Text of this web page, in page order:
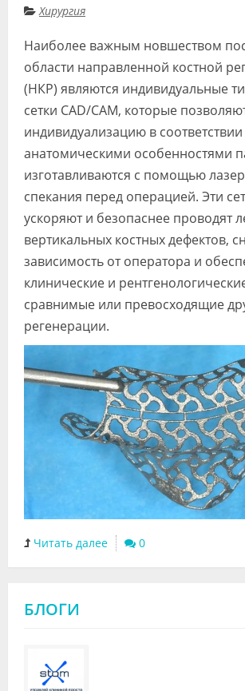
Видео
Форум
Клиники
Специалисты
Галерея
Блоги
Лаборатории
Хирургия
Наиболее важным новшеством
области направленной костной
(НКР) являются индивидуальные
сетки CAD/CAM, которые
индивидуализацию в соответствии
анатомическими особенностями
изготавливаются с помощью
спекания перед операцией. Эти
ускоряют и безопаснее проводят
вертикальных костных дефектов,
зависимость от оператора и
клинические и
сравнимые или превосходящие
регенерации.
Читать далее 0
БЛОГИ